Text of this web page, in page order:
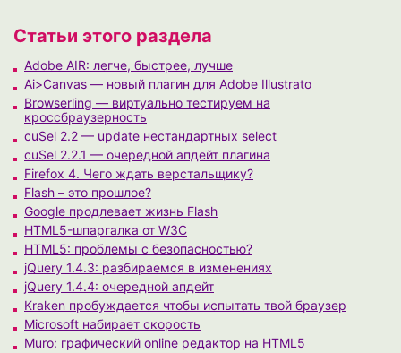
Статьи этого раздела
Adobe AIR: легче, быстрее, лучше
Ai>Canvas — новый плагин для Adobe Illustrato
Browserling — виртуально тестируем на
кроссбраузерность
cuSel 2.2 — update нестандартных select
cuSel 2.2.1 — очередной апдейт плагина
Firefox 4. Чего ждать верстальщику?
Flash – это прошлое?
Google продлевает жизнь Flash
HTML5-шпаргалка от W3C
HTML5: проблемы с безопасностью?
jQuery 1.4.3: разбираемся в изменениях
jQuery 1.4.4: очередной апдейт
Kraken пробуждается чтобы испытать твой браузер
Microsoft набирает скорость
Muro: графический online редактор на HTML5